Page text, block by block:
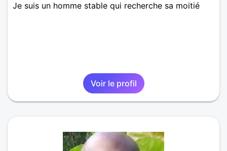
Je suis un homme stable qui recherche sa moitié
Voir le profil